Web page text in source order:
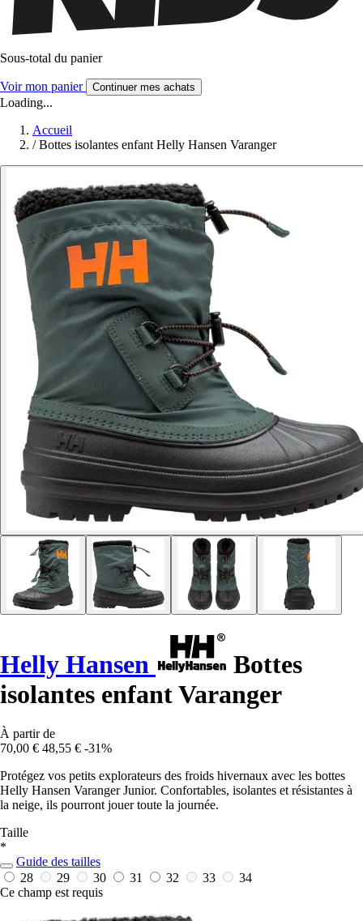
Sous-total du panier
Voir mon panier Continuer mes achats
Loading...
Accueil
/ Bottes isolantes enfant Helly Hansen Varanger
Helly Hansen
Bottes
isolantes enfant Varanger
À partir de
70,00 € 48,55 € -31%
Protégez vos petits explorateurs des froids hivernaux avec les bottes
Helly Hansen Varanger Junior. Confortables, isolantes et résistantes à
la neige, ils pourront jouer toute la journée.
Taille
*
Guide des tailles
28
29 30 31 32 33
34
Ce champ est requis